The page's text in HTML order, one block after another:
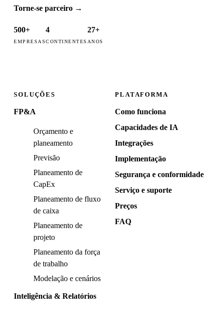
Torne-se parceiro →
500+
EMPRESAS
4
CONTINENTES
27+
ANOS
SOLUÇÕES
FP&A
Orçamento e
planeamento
Previsão
Planeamento de
CapEx
Planeamento de fluxo
de caixa
Planeamento de
projeto
Planeamento da força
de trabalho
Modelação e cenários
Inteligência & Relatórios
PLATAFORMA
Como funciona
Capacidades de IA
Integrações
Implementação
Segurança e conformidade
Serviço e suporte
Preços
FAQ